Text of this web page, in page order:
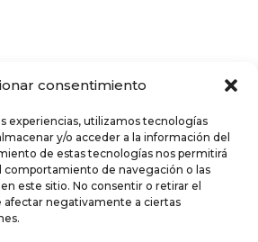
consentimiento
experiencias, utilizamos tecnologías
y/o acceder a la información del
de estas tecnologías nos permitirá
comportamiento de navegación o las
este sitio. No consentir o retirar el
negativamente a ciertas